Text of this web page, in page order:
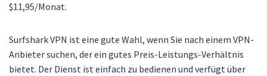
$11,95/Monat.
Surfshark VPN ist eine gute Wahl, wenn Sie nach einem VPN-
Anbieter suchen, der ein gutes Preis-Leistungs-Verhältnis
bietet. Der Dienst ist einfach zu bedienen und verfügt über